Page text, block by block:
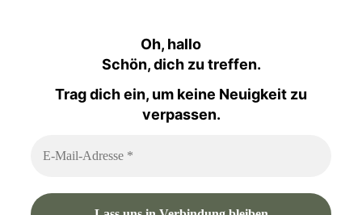
Oh, hallo
Schön, dich zu treffen.
Trag dich ein, um keine Neuigkeit zu
verpassen.